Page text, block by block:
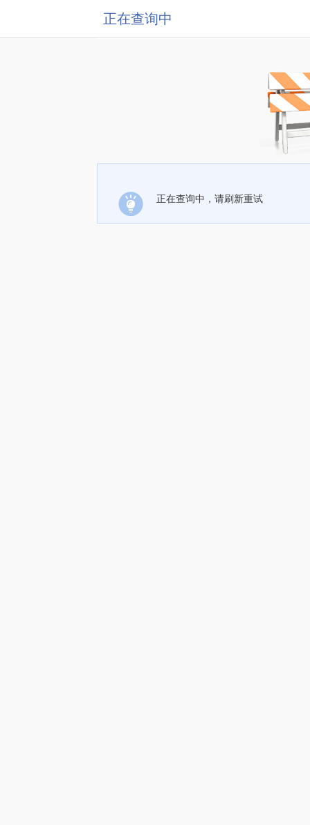
正在查询中
正在查询中，请刷新重试